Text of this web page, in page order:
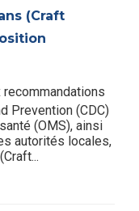
(Craft
Prevention (CDC)
(OMS), ainsi
autorités locales,